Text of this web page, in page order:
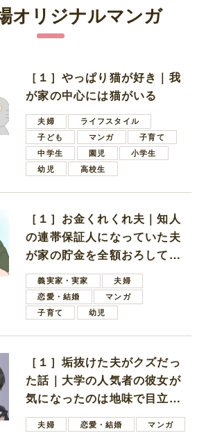
オリジナルマンガ
［１］やっぱり猫が好き｜我
が家の中心には猫がいる
夫婦
ライフスタイル
子ども
マンガ
子育て
中学生
園児
小学生
幼児
高校生
［１］お金くれくれ夫｜知人
の連帯保証人になっていた夫
が家の貯金を全額おろしてほ
しいと言ってきた
義実家・実家
夫婦
恋愛・結婚
マンガ
子育て
幼児
［１］垢抜けた夫がクズだっ
た話｜大学の人気者の彼女が
気になったのは地味で目立た
ない男子学生
夫婦 恋愛・結婚
マンガ